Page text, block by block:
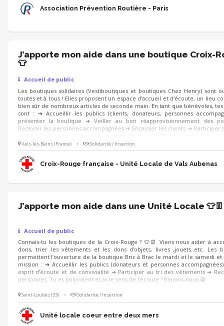
Paris - Commissariat de course, ravitaillement...
Association Prévention Routière - Paris
J’apporte mon aide dans une boutique Croix-
👕
Accueil de public
Les boutiques solidaires (Vestiboutiques et boutiques Chez Henry) sont
toutes et à tous ! Elles proposent un espace d'accueil et d'écoute, un lieu
bien sûr de nombreux articles de seconde main. En tant que bénévoles, tes
sont : ➔ Accueillir les publics (clients, donateurs, personnes
présenter la boutique ➔ Veiller au bon réapprovisionnement des
Recevoir les personnes accompagnées ➔ Encaisser les clients ➔ Participer
Vals-les-Bains (France) • Solidarité / Insertion
Croix-Rouge française - Unité Locale de Vals Aubenas
J’apporte mon aide dans une Unité Locale 👕👖
Accueil de public
Connais-tu les boutiques de la Croix-Rouge ? 👕👖 Viens nous aider à
dons, trier les vêtements et les dons d'objets, livres ,jouets..etc. Les
permettent l’ouverture de la boutique Bric à Brac le mardi et le samedi
mission : ➔ Accueillir les publics (donateurs et personnes
esprit d’écoute et de convivialité ➔ Participer au tri des vêtements ➔
personnes. Tu es polyvalent et as le sens de l'écoute ? Rejoins-nous 😀
Saint-Loubès (33) • Solidarité / Insertion
Unité locale coeur entre deux mers